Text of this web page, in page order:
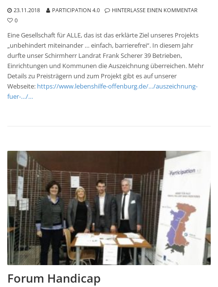
23.11.2018 PARTICIPATION 4.0
HINTERLASSE EINEN KOMMENTAR
0
Eine Gesellschaft für ALLE, das ist das erklärte Ziel unseres Projekts
„unbehindert miteinander … einfach, barrierefrei“. In diesem Jahr
durfte unser Schirmherr Landrat Frank Scherer 39 Betrieben,
Einrichtungen und Kommunen die Auszeichnung überreichen. Mehr
Details zu Preisträgern und zum Projekt gibt es auf unserer
Webseite: https://www.lebenshilfe-offenburg.de/…/auszeichnung-
fuer-…/…
Forum Handicap